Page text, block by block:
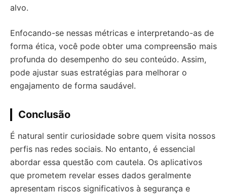
alvo.
Enfocando-se nessas métricas e interpretando-as de
forma ética, você pode obter uma compreensão mais
profunda do desempenho do seu conteúdo. Assim,
pode ajustar suas estratégias para melhorar o
engajamento de forma saudável.
Conclusão
É natural sentir curiosidade sobre quem visita nossos
perfis nas redes sociais. No entanto, é essencial
abordar essa questão com cautela. Os aplicativos
que prometem revelar esses dados geralmente
apresentam riscos significativos à segurança e